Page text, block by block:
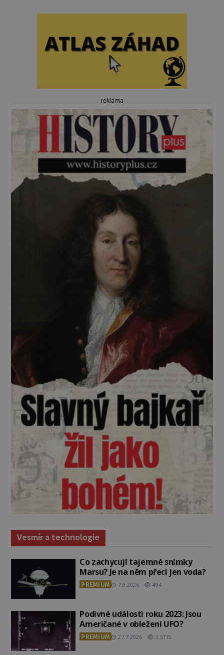
reklama
Vesmír a technologie
Co zachycují tajemné snímky
Marsu? Je na něm přeci jen voda?
PREMIUM 7.8.2026 494
Podivné události roku 2023: Jsou
Američané v obležení UFO?
PREMIUM 27.7.2026 3.5TIS